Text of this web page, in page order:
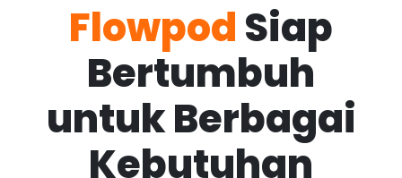
Flowpod Siap
Bertumbuh
untuk Berbagai
Kebutuhan